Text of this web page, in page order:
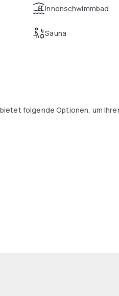
Innenschwimmbad
Sauna
folgende Optionen, um